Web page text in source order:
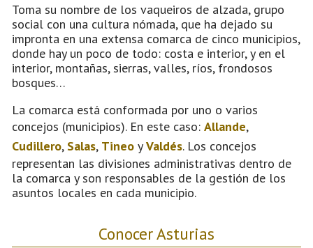
Toma su nombre de los vaqueiros de alzada, grupo
social con una cultura nómada, que ha dejado su
impronta en una extensa comarca de cinco municipios,
donde hay un poco de todo: costa e interior, y en el
interior, montañas, sierras, valles, ríos, frondosos
bosques…
La comarca está conformada por uno o varios
concejos (municipios). En este caso: Allande,
Cudillero, Salas, Tineo yValdés. Los concejos
representan las divisiones administrativas dentro de
la comarca y son responsables de la gestión de los
asuntos locales en cada municipio.
Conocer Asturias